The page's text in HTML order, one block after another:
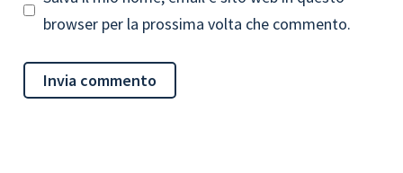
browser per la prossima volta che commento.